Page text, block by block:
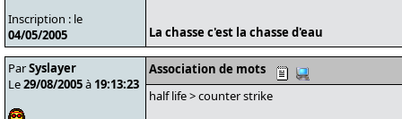
Inscription : le
04/05/2005
La chasse c'est la chasse d'eau
ParSyslayer
Le29/08/2005à 19:13:23
Association de mots
half life > counter strike